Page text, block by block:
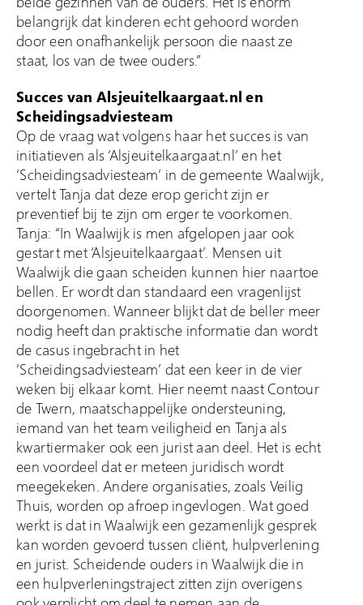
belangrijk dat kinderen echt gehoord worden
door een onafhankelijk persoon die naast ze
staat, los van de twee ouders.”
Succes van Alsjeuitelkaargaat.nl en
Scheidingsadviesteam
Op de vraag wat volgens haar het succes is van
initiatieven als ‘Alsjeuitelkaargaat.nl’ en het
‘Scheidingsadviesteam’ in de gemeente Waalwijk,
vertelt Tanja dat deze erop gericht zijn er
preventief bij te zijn om erger te voorkomen.
Tanja: “In Waalwijk is men afgelopen jaar ook
gestart met ‘Alsjeuitelkaargaat’. Mensen uit
Waalwijk die gaan scheiden kunnen hier naartoe
bellen. Er wordt dan standaard een vragenlijst
doorgenomen. Wanneer blijkt dat de beller meer
nodig heeft dan praktische informatie dan wordt
de casus ingebracht in het
‘Scheidingsadviesteam’ dat een keer in de vier
weken bij elkaar komt. Hier neemt naast Contour
de Twern, maatschappelijke ondersteuning,
iemand van het team veiligheid en Tanja als
kwartiermaker ook een jurist aan deel. Het is echt
een voordeel dat er meteen juridisch wordt
meegekeken. Andere organisaties, zoals Veilig
Thuis, worden op afroep ingevlogen. Wat goed
werkt is dat in Waalwijk een gezamenlijk gesprek
kan worden gevoerd tussen cliënt, hulpverlening
en jurist. Scheidende ouders in Waalwijk die in
een hulpverleningstraject zitten zijn overigens